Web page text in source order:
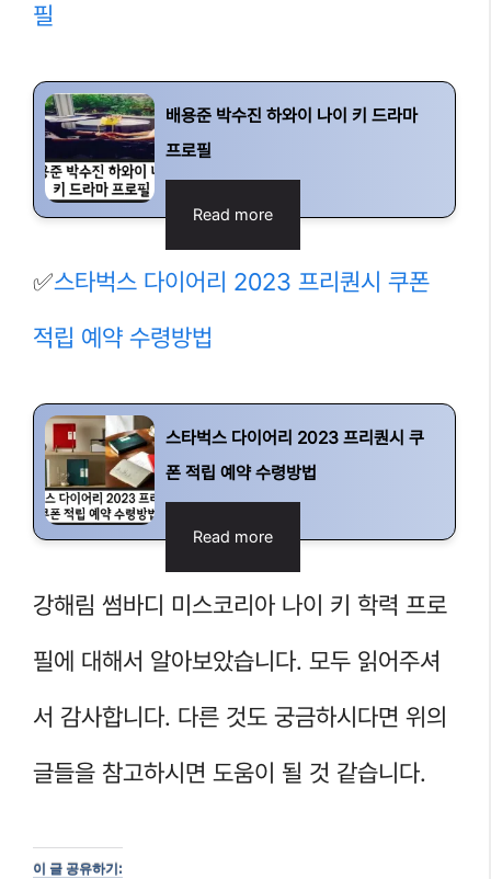
필
배용준 박수진 하와이 나이 키 드라마
프로필
Read more
✅스타벅스 다이어리 2023 프리퀀시 쿠폰
적립 예약 수령방법
스타벅스 다이어리 2023 프리퀀시 쿠
폰 적립 예약 수령방법
Read more
강해림 썸바디 미스코리아 나이 키 학력 프로
필에 대해서 알아보았습니다. 모두 읽어주셔
서 감사합니다. 다른 것도 궁금하시다면 위의
글들을 참고하시면 도움이 될 것 같습니다.
이 글 공유하기: